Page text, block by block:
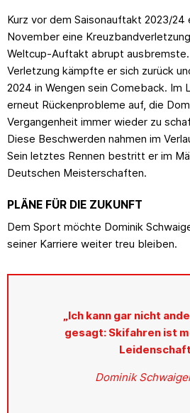
Kurz vor dem Saisonauftakt 2023/24
November eine
Weltcup-Auftakt abrupt
Verletzung kämpfte er sich zurück
2024 in Wengen sein Comeback. Im
erneut Rückenprobleme auf, die
Vergangenheit immer wieder zu
Diese Beschwerden nahmen im
Sein letztes Rennen bestritt er im
Deutschen Meisterschaften.
PLÄNE FÜR DIE ZUKUNFT
Dem Sport möchte Dominik
seiner Karriere weiter treu bleiben.
„Ich kann gar nicht
gesagt: Skifahren ist
Dominik